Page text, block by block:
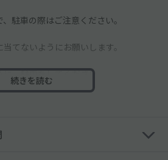
駐車の際はご注意ください。
てないようにお願いします。
、駐車をしてください。
続きを読む